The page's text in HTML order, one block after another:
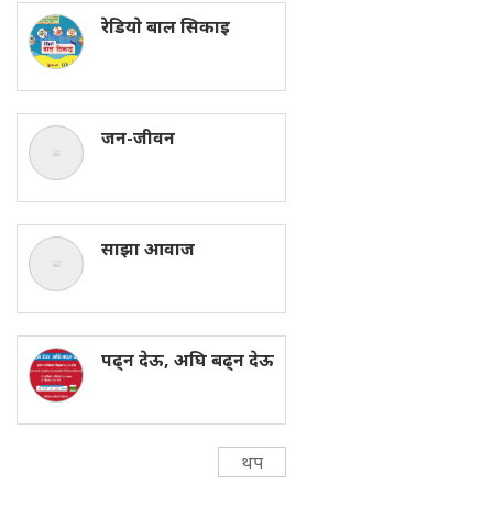
रेडियाे बाल सिकाइ
जन-जीवन
साझा आवाज
पढ्न देऊ, अघि बढ्न देऊ
थप